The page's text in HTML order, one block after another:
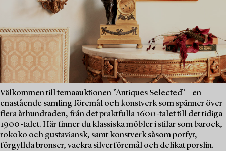
Välkommen till temaauktionen ”Antiques Selected” – en
enastående samling föremål och konstverk som spänner över
flera århundraden, från det praktfulla 1600-talet till det tidiga
1900-talet. Här finner du klassiska möbler i stilar som barock,
rokoko och gustaviansk, samt konstverk såsom porfyr,
förgyllda bronser, vackra silverföremål och delikat porslin.